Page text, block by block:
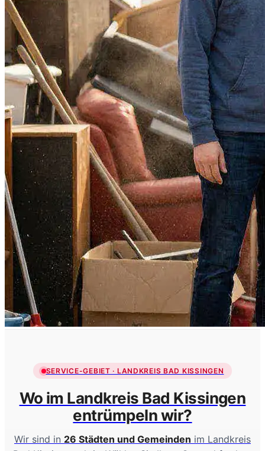
SERVICE-GEBIET · LANDKREIS BAD KISSINGEN
Wo im Landkreis Bad Kissingen
entrümpeln wir?
Wir sind in 26 Städten und Gemeinden im Landkreis